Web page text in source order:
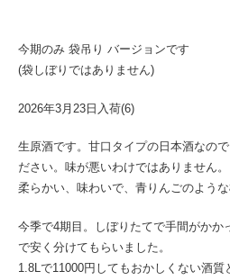
醸
し
り
て
生
原
720ml
(2026.3)
個
今期のみ 袋吊り バージョンです
(袋しぼりではありません)
2026年3月23日入荷(6)
生原酒です。甘口タイプの日本酒なの
ださい。味が悪いわけではありません。
柔らかい、味わいで、青りんごのような
今季で4期目。しぼりたてで手間がかか
で安く分けてもらいました。
1.8Lで11000円してもおかしくない酒質